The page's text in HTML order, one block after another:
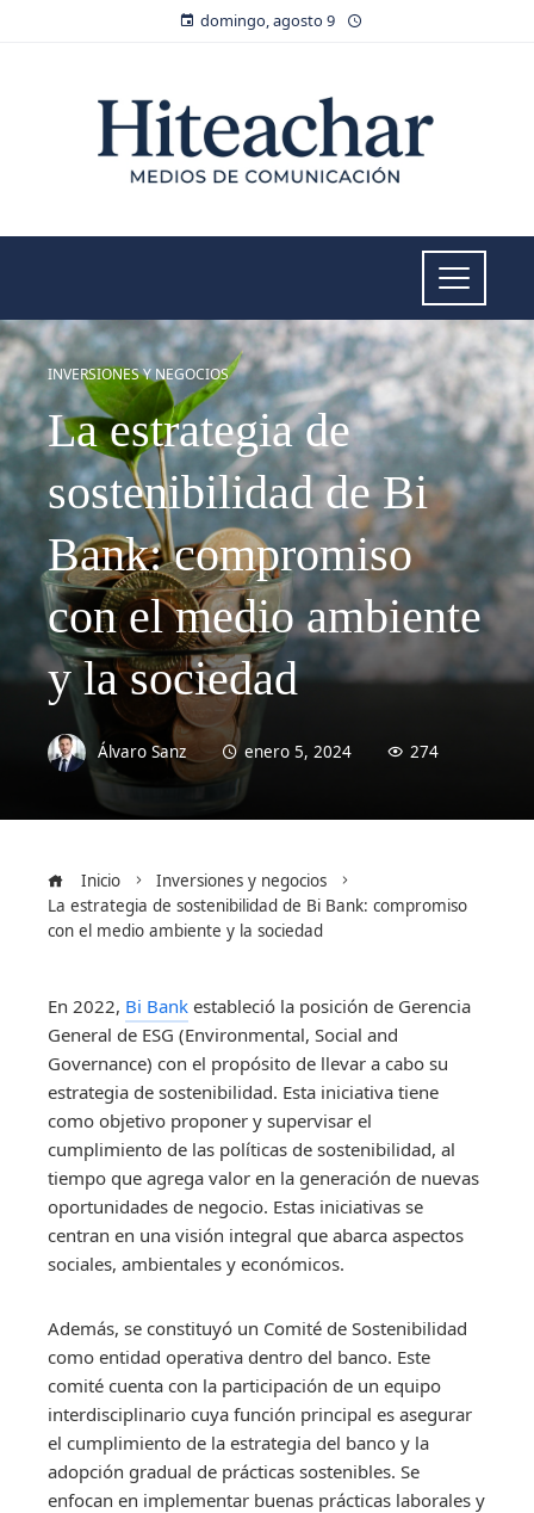
domingo, agosto 9
INVERSIONES Y NEGOCIOS
La estrategia de
sostenibilidad de Bi
Bank: compromiso
con el medio ambiente
y la sociedad
Álvaro Sanz enero 5, 2024 274
Inicio
Inversiones y negocios
La estrategia de sostenibilidad de Bi Bank: compromiso
con el medio ambiente y la sociedad
En 2022, Bi Bank estableció la posición de Gerencia
General de ESG (Environmental, Social and
Governance) con el propósito de llevar a cabo su
estrategia de sostenibilidad. Esta iniciativa tiene
como objetivo proponer y supervisar el
cumplimiento de las políticas de sostenibilidad, al
tiempo que agrega valor en la generación de nuevas
oportunidades de negocio. Estas iniciativas se
centran en una visión integral que abarca aspectos
sociales, ambientales y económicos.
Además, se constituyó un Comité de Sostenibilidad
como entidad operativa dentro del banco. Este
comité cuenta con la participación de un equipo
interdisciplinario cuya función principal es asegurar
el cumplimiento de la estrategia del banco y la
adopción gradual de prácticas sostenibles. Se
enfocan en implementar buenas prácticas laborales y